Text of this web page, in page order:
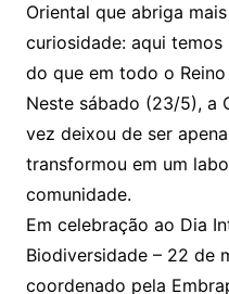
Oriental que abriga
curiosidade: aqui
do que em todo o
Neste sábado (23/5), a
vez deixou de ser
transformou em um
comunidade.
Em celebração ao Dia
Biodiversidade – 22 de
coordenado pela